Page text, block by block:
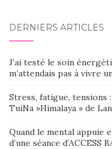
DERNIERS ARTICLES
J’ai testé le soin
m’attendais pas à vivre
Stress, fatigue, tensions
TuiNa »Himalaya » de
Quand le mental appuie
d’une séance d’ACCESS